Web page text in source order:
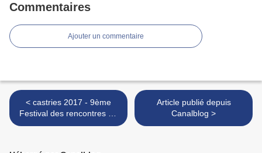
Commentaires
Ajouter un commentaire
< castries 2017 - 9ème
Festival des rencontres de
cultures taurines
Article publié depuis
Canalblog >